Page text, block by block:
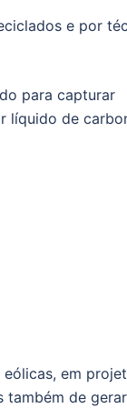
e por
para capturar
líquido de
em
também de gerar